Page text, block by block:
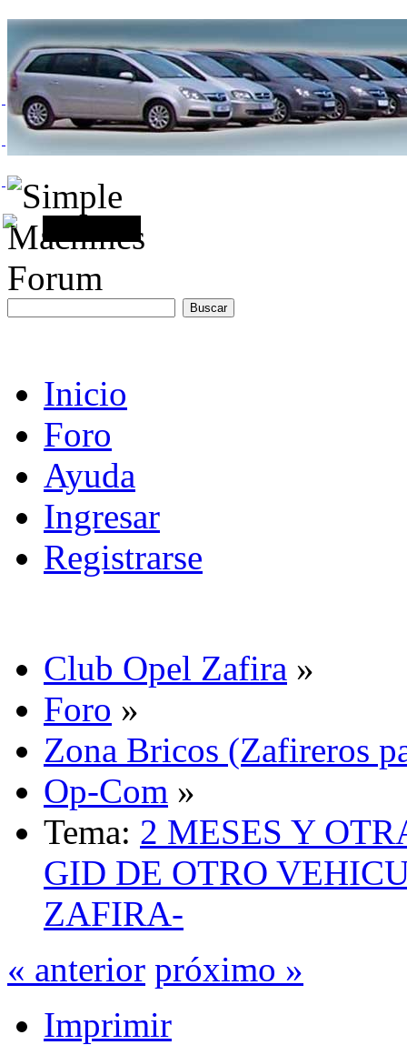
Inicio
Foro
Ayuda
Ingresar
Registrarse
Club Opel Zafira »
Foro »
Zona Bricos (Zafireros
Op-Com »
Tema: 2 MESES Y
GID DE OTRO
ZAFIRA-
« anterior próximo »
Imprimir